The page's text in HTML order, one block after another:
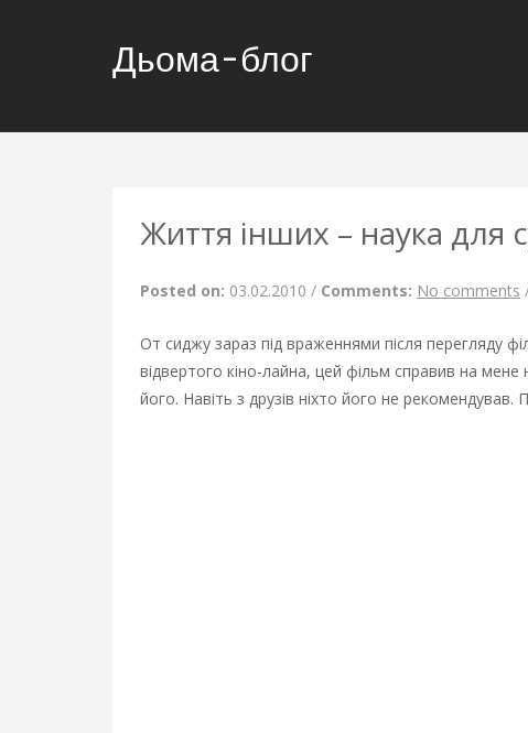
Дьома-блог
Життя інших – наука для
Posted on: 03.02.2010 / Comments: No comments
От сиджу зараз під враженнями після перегляду
відвертого кіно-лайна, цей фільм справив на
його. Навіть з друзів ніхто його не